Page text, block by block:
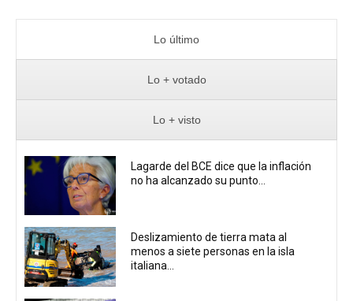
Lo último
Lo + votado
Lo + visto
Lagarde del BCE dice que la inflación
no ha alcanzado su punto...
Deslizamiento de tierra mata al
menos a siete personas en la isla
italiana...